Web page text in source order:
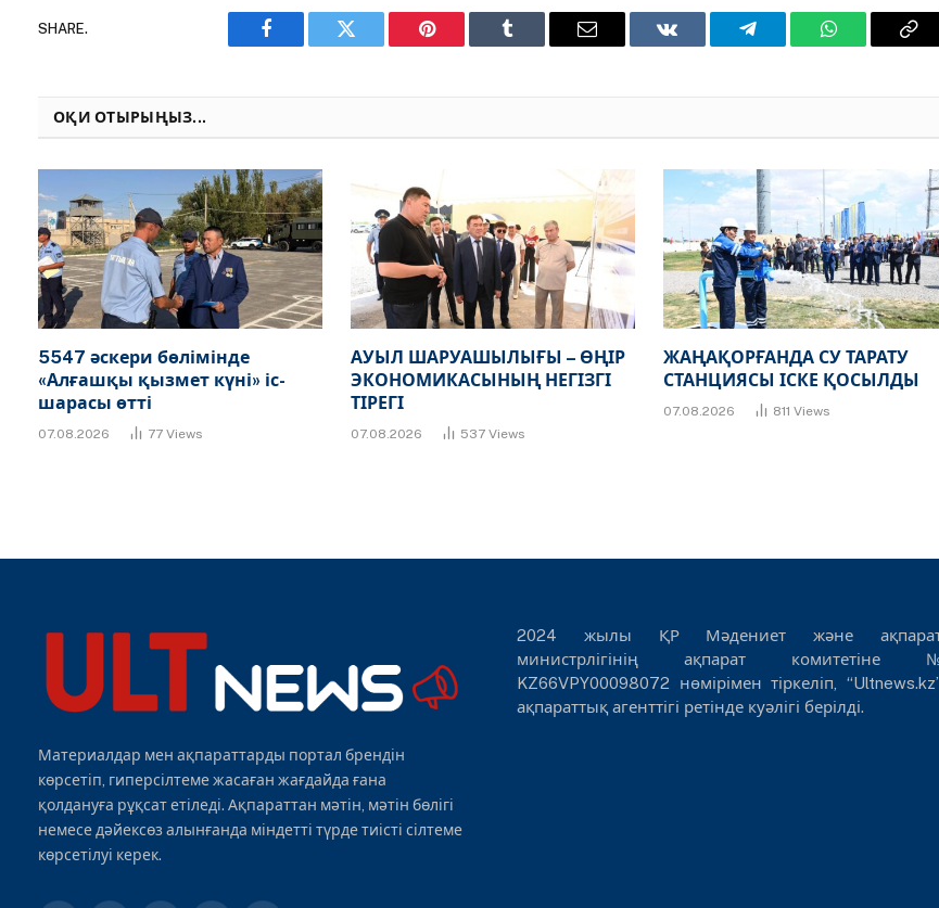
SHARE.
Facebook Twitter Pinterest Tumblr Email VKontakteTelegram WhatsApp
ОҚИ ОТЫРЫҢЫЗ...
5547 әскери бөлімінде
«Алғашқы қызмет күні» іс-
шарасы өтті
07.08.2026 77 Views
АУЫЛ ШАРУАШЫЛЫҒЫ – ӨҢІР
ЭКОНОМИКАСЫНЫҢ НЕГІЗГІ
ТІРЕГІ
07.08.2026 537 Views
ЖАҢАҚОРҒАНДА СУ ТАРАТУ
СТАНЦИЯСЫ ІСКЕ ҚОСЫЛДЫ
07.08.2026 811 Views
Материалдар мен ақпараттарды портал брендін
көрсетіп, гиперсілтеме жасаған жағдайда ғана
қолдануға рұқсат етіледі. Ақпараттан мәтін, мәтін бөлігі
немесе дәйексөз алынғанда міндетті түрде тиісті сілтеме
көрсетілуі керек.
2024 жылы ҚР Мәдениет және
министрлігінің ақпарат комитетіне
KZ66VPY00098072 нөмірімен тіркеліп,
ақпараттық агенттігі ретінде куәлігі берілді.